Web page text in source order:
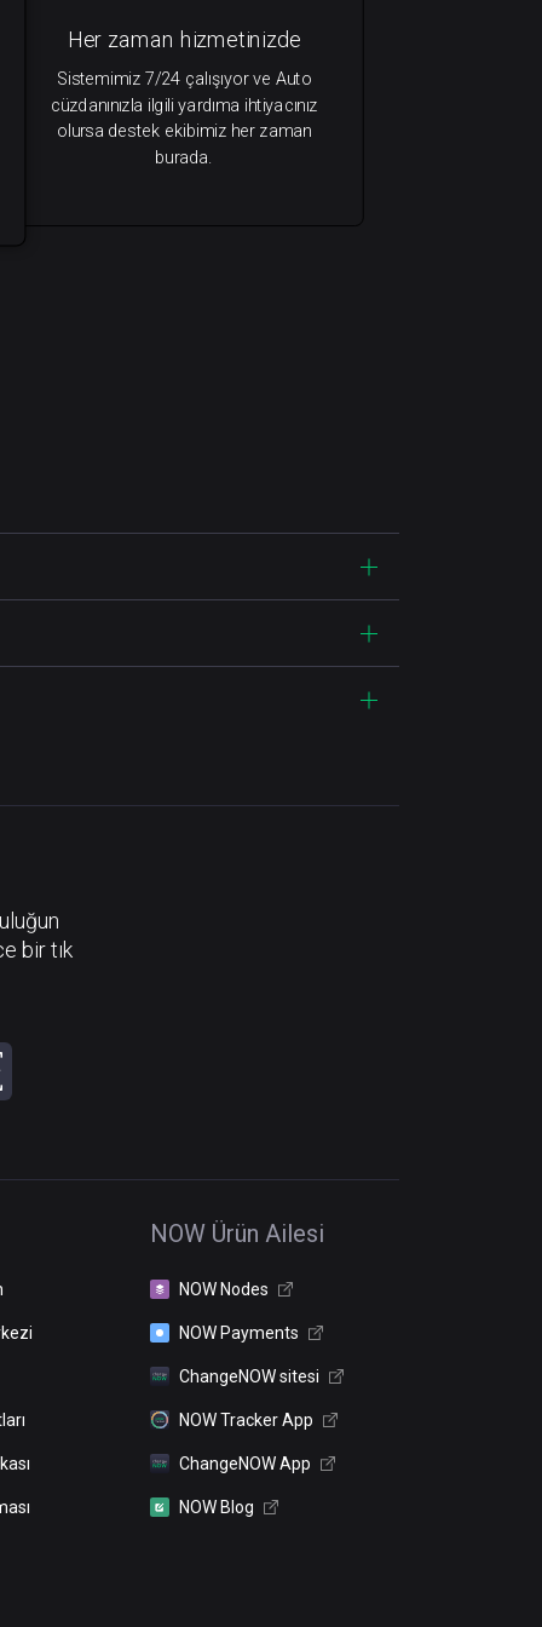
Her zaman hizmetinizde
Sistemimiz 7/24 çalışıyor ve Auto
cüzdanınızla ilgili yardıma ihtiyacınız
olursa destek ekibimiz her zaman
burada.
bir tık
NOW Ürün Ailesi
NOW Nodes
NOW Payments
ChangeNOW sitesi
NOW Tracker App
ChangeNOW App
NOW Blog